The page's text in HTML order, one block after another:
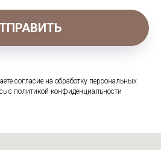
согласие на обработку персональных
c политикой конфиденциальности